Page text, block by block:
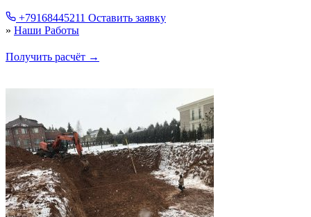
+79168445211 Оставить заявку
» Наши Работы
Получить расчёт →